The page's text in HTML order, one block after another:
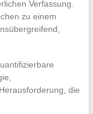
Verfassung.
zu einem
die